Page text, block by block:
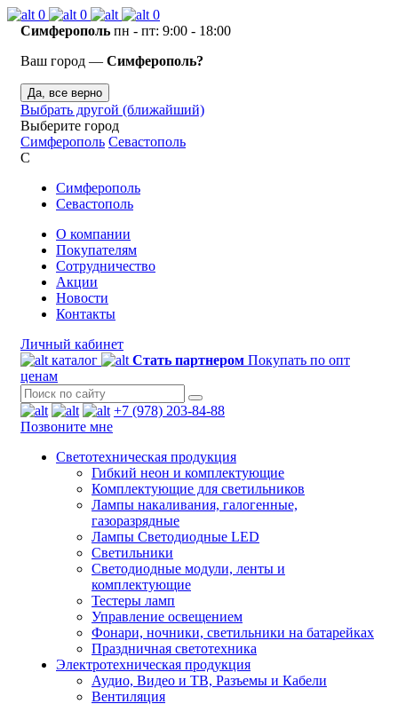
0 0
0
Симферополь пн - пт: 9:00 - 18:00
Ваш город — Симферополь?
Да, все верно
Выбрать другой (ближайший)
Выберите город
Симферополь Севастополь
С
Симферополь
Севастополь
О компании
Покупателям
Сотрудничество
Акции
Новости
Контакты
Личный кабинет
каталог
Стать партнером Покупать по опт
ценам
+7 (978) 203-84-88
Позвоните мне
Светотехническая продукция
Гибкий неон и комплектующие
Комплектующие для светильников
Лампы накаливания, галогенные,
газоразрядные
Лампы Светодиодные LED
Светильники
Светодиодные модули, ленты и
комплектующие
Тестеры ламп
Управление освещением
Фонари, ночники, светильники на батарейках
Праздничная светотехника
Электротехническая продукция
Аудио, Видео и ТВ, Разъемы и Кабели
Вентиляция